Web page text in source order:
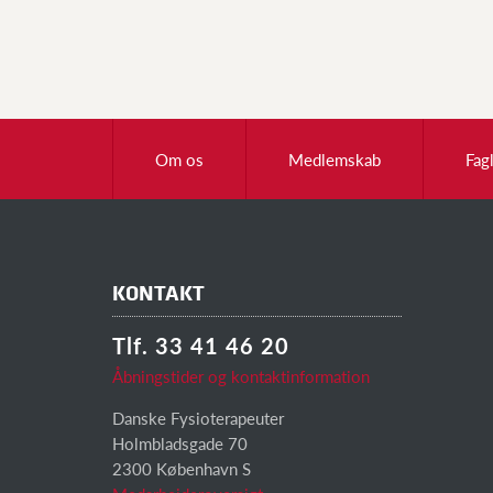
Om os Medlemskab
KONTAKT
Tlf. 33 41 46 20
Åbningstider og kontaktinformation
Danske Fysioterapeuter
Holmbladsgade 70
2300 København S